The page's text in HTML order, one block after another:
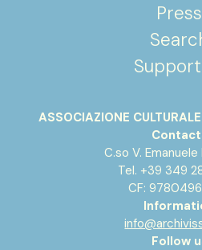
Press
ASSOCIAZIONE
C.so V.
Tel. +39 349
CF:
Follow